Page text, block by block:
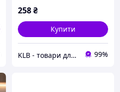
258₴
Купити
KLB - товари для дому, дітей та тварин 99%